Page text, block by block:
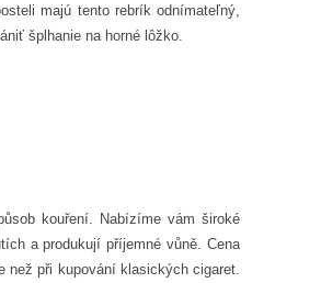
majú tento rebrík odnímateľný,
šplhanie na horné lôžko.
kouření. Nabízíme vám široké
a produkují příjemné vůně. Cena
při kupování klasických cigaret.